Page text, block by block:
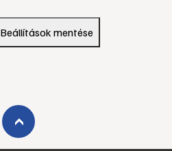
Beállítások mentése
›